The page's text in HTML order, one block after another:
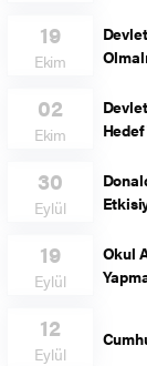
19
Ekim
02
Ekim
30
Eylül
19
Eylül
Okul
12
Eylül